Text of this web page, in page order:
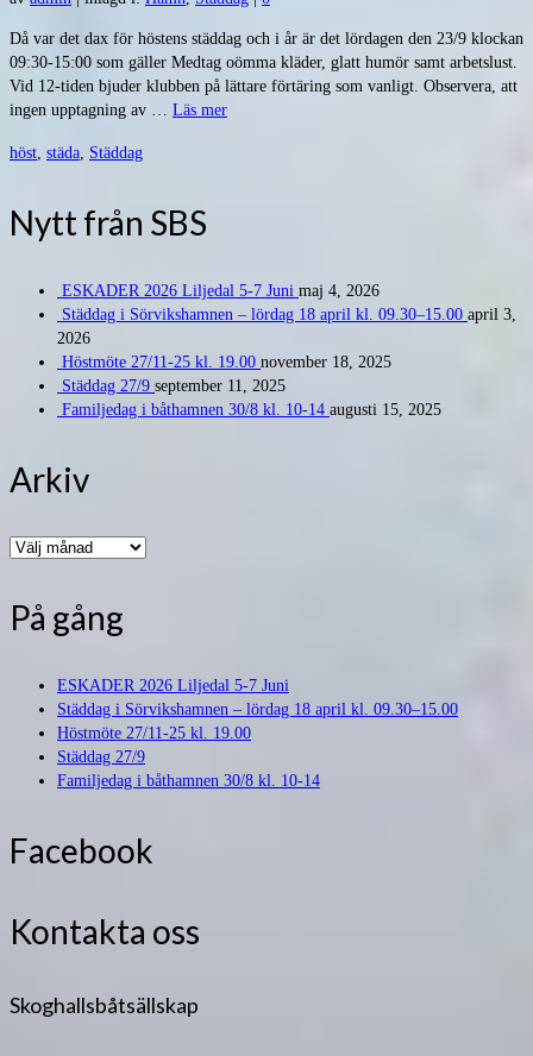
Då var det dax för höstens städdag och i år är det lördagen den 23/9 klockan
09:30-15:00 som gäller Medtag oömma kläder, glatt humör samt arbetslust.
Vid 12-tiden bjuder klubben på lättare förtäring som vanligt. Observera, att
ingen upptagning av … Läs mer
höst, städa, Städdag
Nytt från SBS
ESKADER 2026 Liljedal 5-7 Juni maj 4, 2026
Städdag i Sörvikshamnen – lördag 18 april kl. 09.30–15.00 april 3,
2026
Höstmöte 27/11-25 kl. 19.00 november 18, 2025
Städdag 27/9 september 11, 2025
Familjedag i båthamnen 30/8 kl. 10-14 augusti 15, 2025
Arkiv
Arkiv
På gång
ESKADER 2026 Liljedal 5-7 Juni
Städdag i Sörvikshamnen – lördag 18 april kl. 09.30–15.00
Höstmöte 27/11-25 kl. 19.00
Städdag 27/9
Familjedag i båthamnen 30/8 kl. 10-14
Facebook
Kontakta oss
Skoghallsbåtsällskap